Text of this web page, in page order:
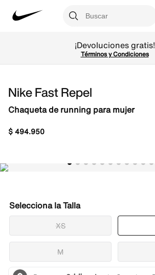
¡Devoluciones gratis!
Términos y Condiciones
Nike Fast Repel
Chaqueta de running para mujer
$494.950
Talla
XS
M